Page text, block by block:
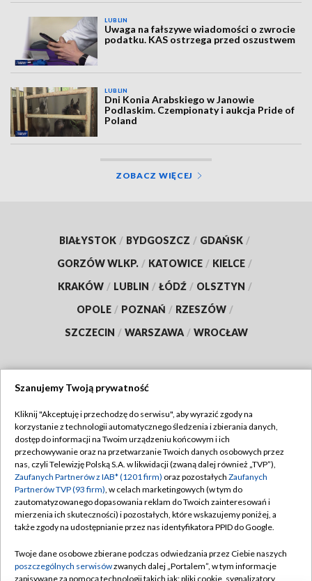
LUBLIN
Uwaga na fałszywe wiadomości o zwrocie
podatku. KAS ostrzega przed oszustwem
LUBLIN
Dni Konia Arabskiego w Janowie
Podlaskim. Czempionaty i aukcja Pride of
Poland
ZOBACZ WIĘCEJ
BIAŁYSTOK / BYDGOSZCZ / GDAŃSK /
GORZÓW WLKP. / KATOWICE / KIELCE /
KRAKÓW / LUBLIN / ŁÓDŹ / OLSZTYN /
OPOLE / POZNAŃ / RZESZÓW /
SZCZECIN / WARSZAWA / WROCŁAW
TVP
Abonament TVP
Emisja w TVP
Centrum informacji TVP
Naziemna Telewizja Cyfrowa
Rada Programowa
Regulamin TVP
Polityka prywatności
Moje zgody
Pomoc
Kontakt
Szanujemy Twoją prywatność
Kliknij "Akceptuję i przechodzę do serwisu", aby wyrazić zgody na
korzystanie z technologii automatycznego śledzenia i zbierania danych,
dostęp do informacji na Twoim urządzeniu końcowym i ich
przechowywanie oraz na przetwarzanie Twoich danych osobowych przez
nas, czyli Telewizję Polską S.A. w likwidacji (zwaną dalej również „TVP”),
Zaufanych Partnerów z IAB* (1201 firm) oraz pozostałych Zaufanych
Partnerów TVP (93 firm), w celach marketingowych (w tym do
zautomatyzowanego dopasowania reklam do Twoich zainteresowań i
mierzenia ich skuteczności) i pozostałych, które wskazujemy poniżej, a
także zgody na udostępnianie przez nas identyfikatora PPID do Google.
Twoje dane osobowe zbierane podczas odwiedzania przez Ciebie naszych
poszczególnych serwisówzwanych dalej „Portalem”, w tym informacje
zapisywane za pomocą technologii takich jak: pliki cookie, sygnalizatory